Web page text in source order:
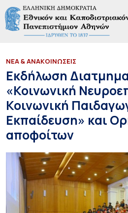
ΝΕΑ & ΑΝΑΚΟΙΝΩΣΕΙΣ
Εκδήλωση
«Κοινωνική
Κοινωνική
Εκπαίδευση» και
αποφοίτων